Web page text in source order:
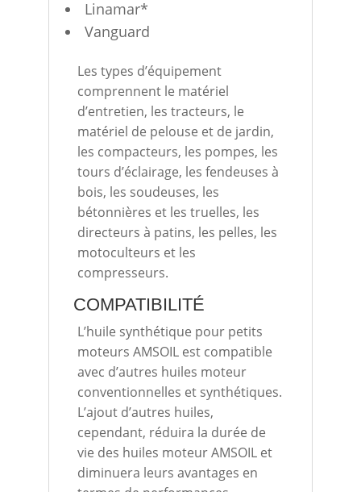
Linamar*
Vanguard
Les types d’équipement
comprennent le matériel
d’entretien, les tracteurs, le
matériel de pelouse et de jardin,
les compacteurs, les pompes, les
tours d’éclairage, les fendeuses à
bois, les soudeuses, les
bétonnières et les truelles, les
directeurs à patins, les pelles, les
motoculteurs et les
compresseurs.
COMPATIBILITÉ
L’huile synthétique pour petits
moteurs AMSOIL est compatible
avec d’autres huiles moteur
conventionnelles et synthétiques.
L’ajout d’autres huiles,
cependant, réduira la durée de
vie des huiles moteur AMSOIL et
diminuera leurs avantages en